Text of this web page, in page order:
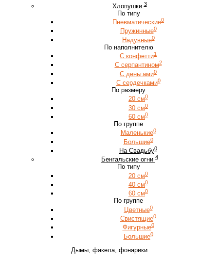
Хлопушки 3
По типу
Пневматические0
Пружинные0
Надувные0
По наполнителю
С конфетти1
С серпантином2
С деньгами0
С сердечками0
По размеру
20 см0
30 см0
60 см0
По группе
Маленькие0
Большие0
На Свадьбу0
Бенгальские огни 4
По типу
20 см0
40 см0
60 см0
По группе
Цветные0
Свистящие0
Фигурные0
Большие0
Дымы, факела, фонарики